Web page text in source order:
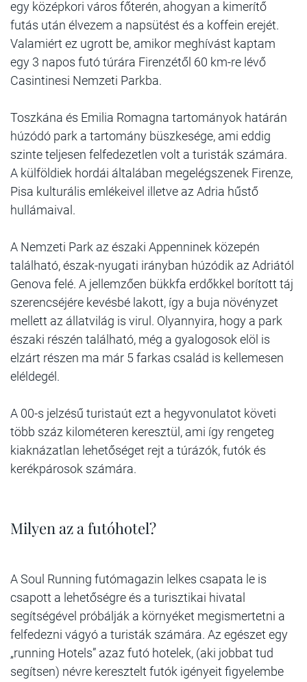
egy középkori város főterén, ahogyan a kimerítő
futás után élvezem a napsütést és a koffein erejét.
Valamiért ez ugrott be, amikor meghívást kaptam
egy 3 napos futó túrára Firenzétől 60 km-re lévő
Casintinesi Nemzeti Parkba.
Toszkána és Emilia Romagna tartományok határán
húzódó park a tartomány büszkesége, ami eddig
szinte teljesen felfedezetlen volt a turisták számára.
A külföldiek hordái általában megelégszenek Firenze,
Pisa kulturális emlékeivel illetve az Adria hűstő
hullámaival.
A Nemzeti Park az északi Appenninek közepén
található, észak-nyugati irányban húzódik az Adriától
Genova felé. A jellemzően bükkfa erdőkkel borított táj
szerencséjére kevésbé lakott, így a buja növényzet
mellett az állatvilág is virul. Olyannyira, hogy a park
északi részén található, még a gyalogosok elöl is
elzárt részen ma már 5 farkas család is kellemesen
eléldegél.
A 00-s jelzésű turistaút ezt a hegyvonulatot követi
több száz kilométeren keresztül, ami így rengeteg
kiaknázatlan lehetőséget rejt a túrázók, futók és
kerékpárosok számára.
Milyen az a futóhotel?
A Soul Running futómagazin lelkes csapata le is
csapott a lehetőségre és a turisztikai hivatal
segítségével próbálják a környéket megismertetni a
felfedezni vágyó a turisták számára. Az egészet egy
„running Hotels” azaz futó hotelek, (aki jobbat tud
segítsen) névre keresztelt futók igényeit figyelembe